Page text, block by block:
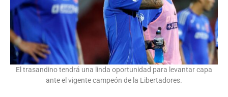
El trasandino tendrá una linda oportunidad para levantar capa
ante el vigente campeón de la Libertadores.